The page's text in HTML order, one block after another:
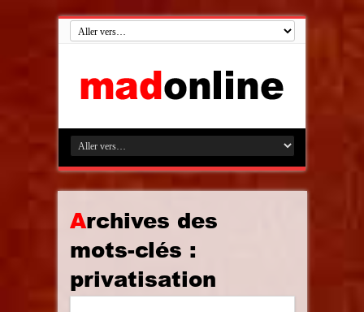
Archives des
mots-clés :
privatisation